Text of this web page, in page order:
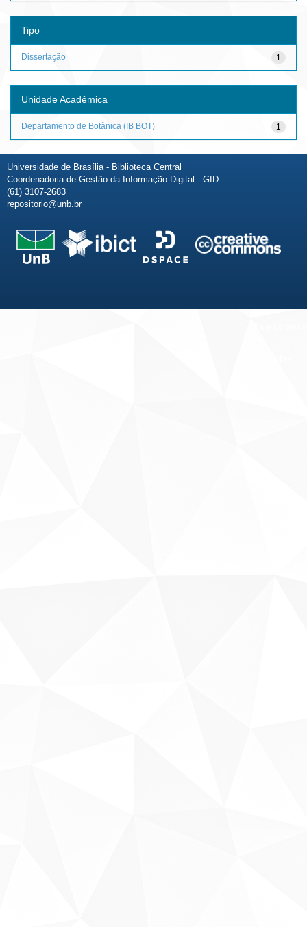
Tipo
1
Dissertação
Unidade Acadêmica
1
Departamento de Botânica (IB BOT)
Universidade de Brasília - Biblioteca Central
Coordenadoria de Gestão da Informação Digital - GID
(61) 3107-2683
repositorio@unb.br